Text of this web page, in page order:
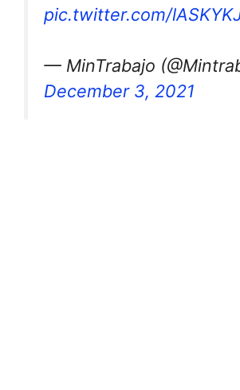
pic.twitter.com/
— MinTrabajo
December 3, 2021